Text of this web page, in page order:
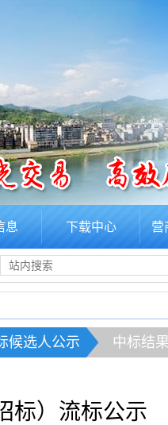
息 下载中心 营
候选人公示
中标结
标）流标公示